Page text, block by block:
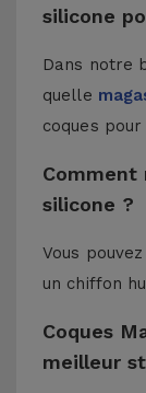
silicone
Dans notre
quelle
coques
Comment
silicone ?
Vous
un chiffon
Coques
meilleur